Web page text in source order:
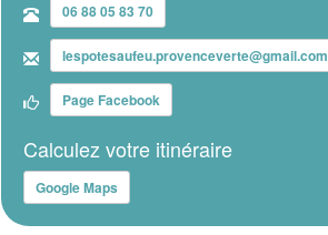
06 88 05 83 70
lespotesaufeu.provenceverte@gmail.com
Page Facebook
Calculez votre itinéraire
Google Maps